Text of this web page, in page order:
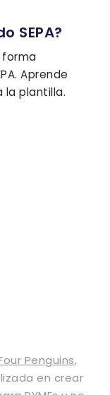
SEPA?
forma
Aprende
la plantilla.
Penguins,
en crear